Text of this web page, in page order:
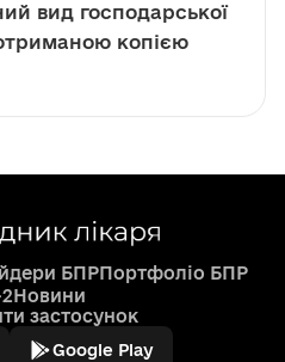
вид господарської
отриманою копією
БПРПортфоліо БПР
Новини
застосунок
Google Play